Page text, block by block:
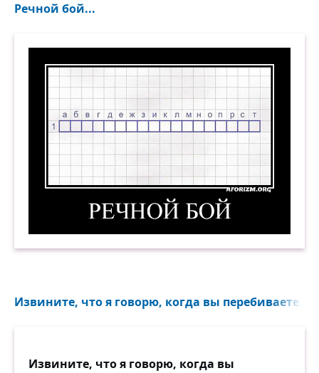
Речной бой...
Извините, что я говорю, когда вы перебиваете...
Извините, что я говорю, когда вы